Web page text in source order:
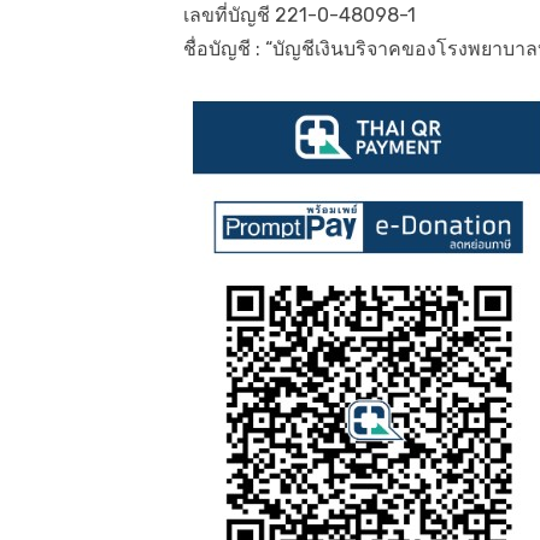
เลขที่บัญชี 221-0-48098-1
ชื่อบัญชี : “บัญชีเงินบริจาคของโรงพยาบาล